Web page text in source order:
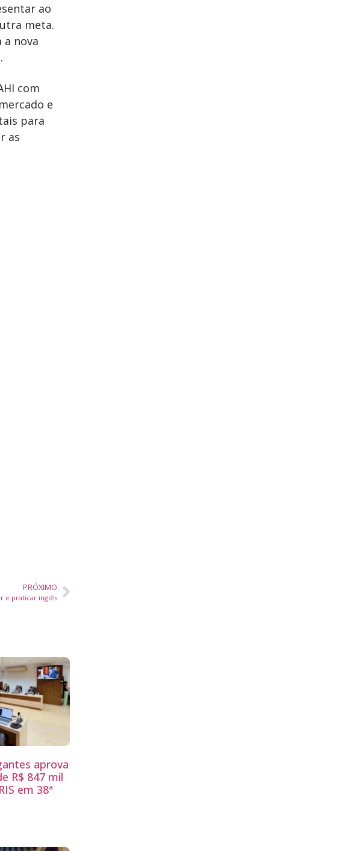
ao
meta.
nova
com
e
para
as
PRÓXIMO
e praticar inglês
aprova
R$ 847 mil
em 38ª